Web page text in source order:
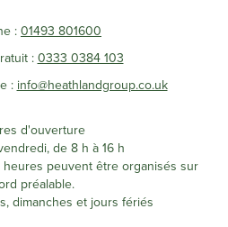
: 01493 801600
: 0333 0384 103
: info@heathlandgroup.co.uk
d'ouverture
de 8 h à 16 h
heures peuvent être organisés sur
préalable.
dimanches et jours fériés